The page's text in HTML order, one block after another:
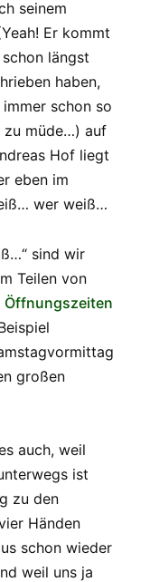
seinem
Er kommt
längst
haben,
schon so
müde…) auf
Hof liegt
eben im
wer weiß…
sind wir
Teilen von
Öffnungszeiten
großen
auch, weil
ist
zu den
Händen
schon wieder
weil uns ja